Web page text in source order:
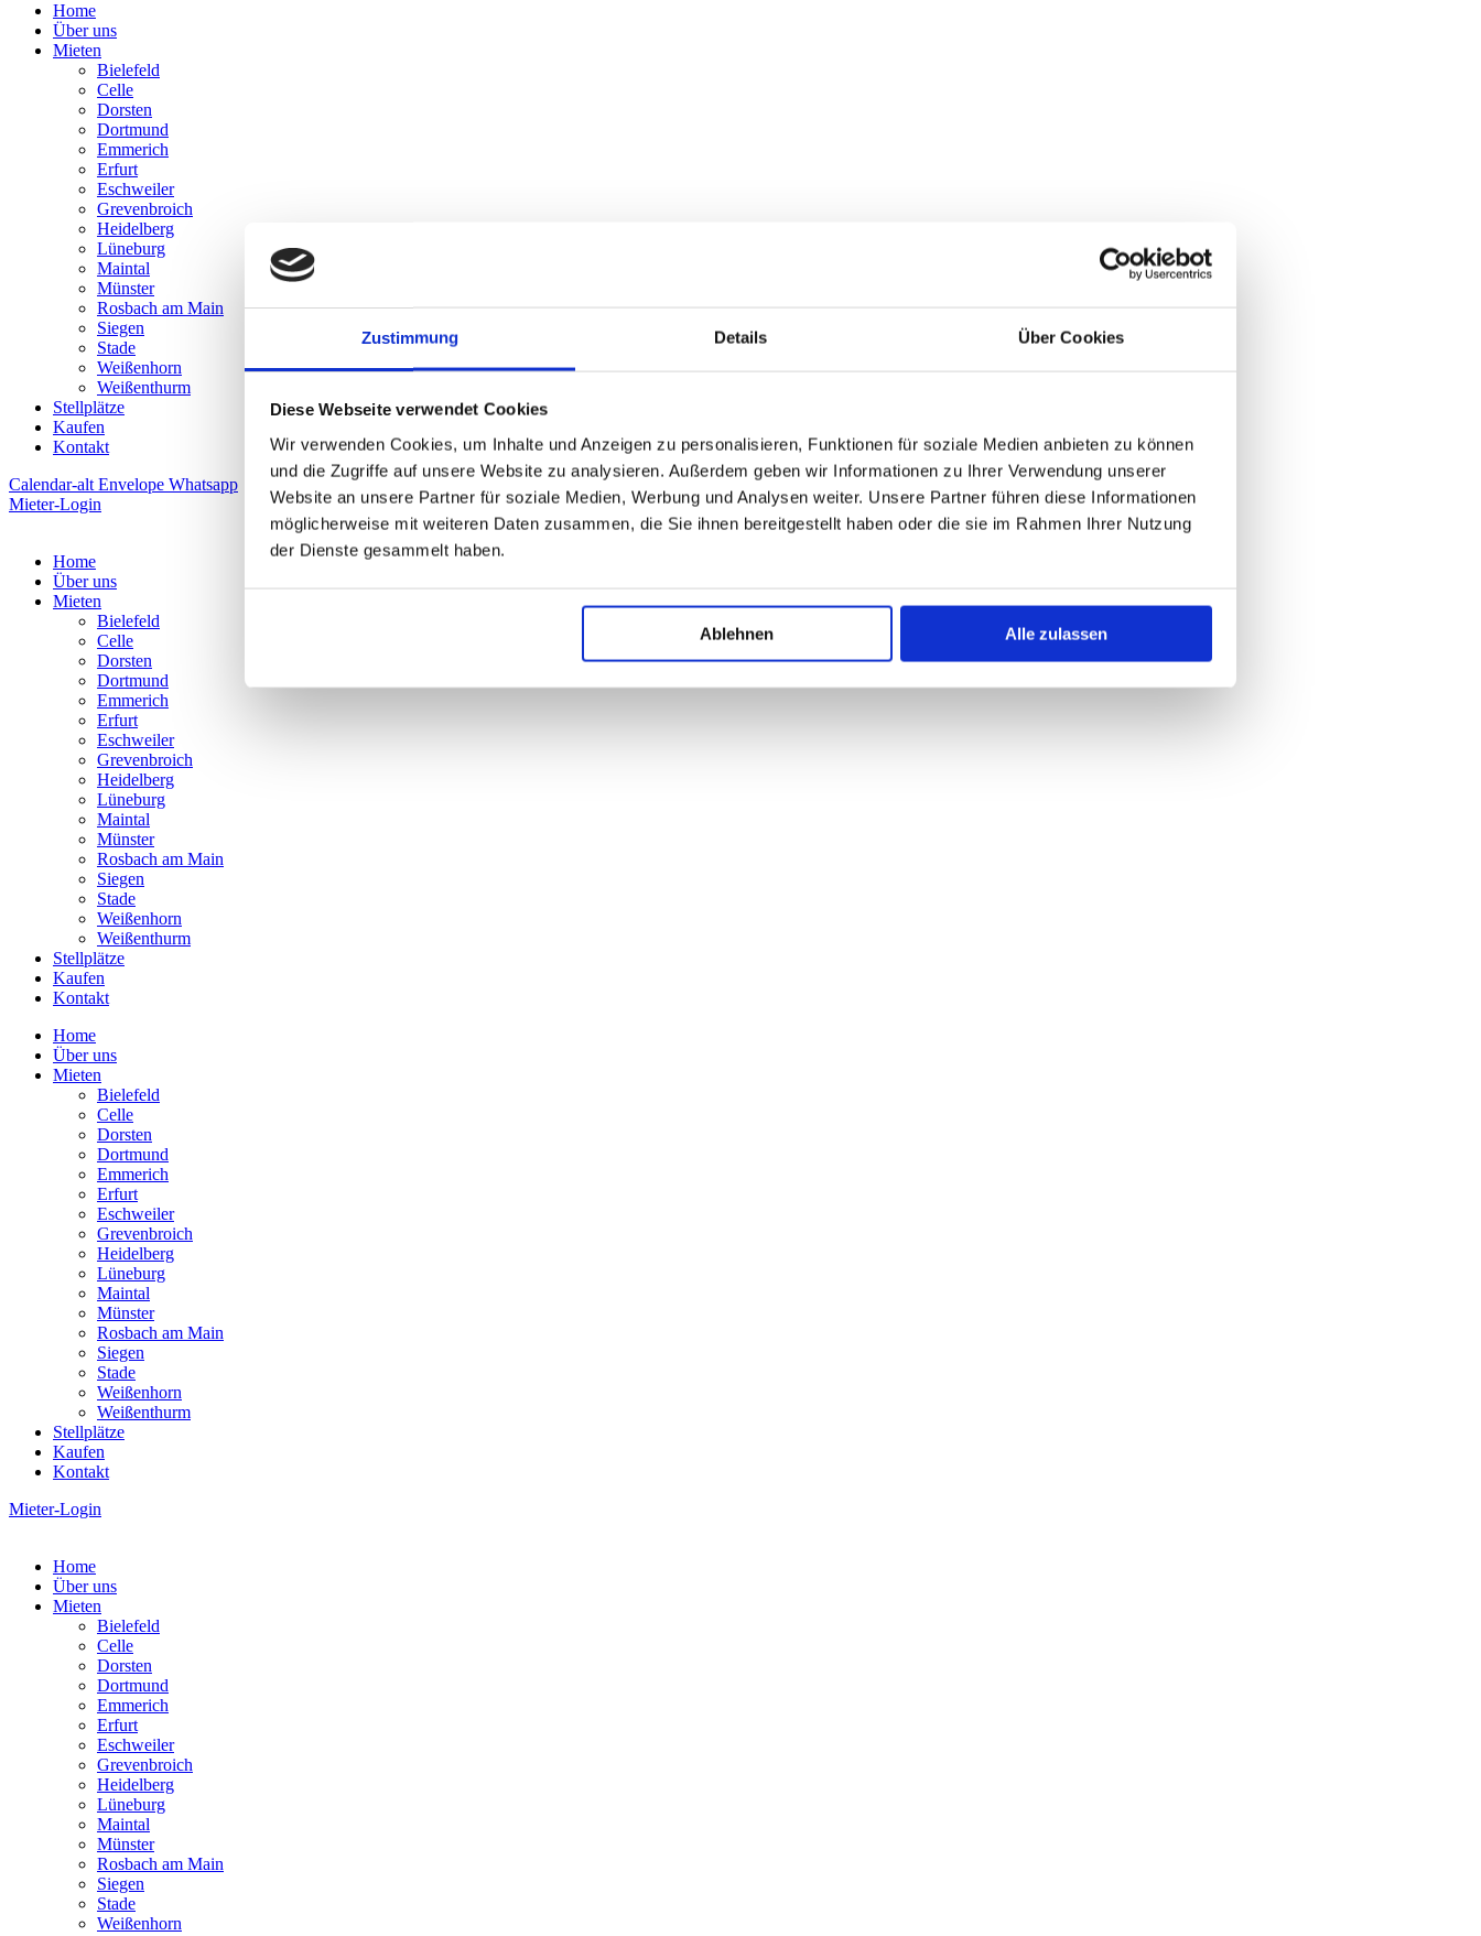
Zustimmung Details Über Cookies
Diese Webseite verwendet Cookies
Wir verwenden Cookies, um Inhalte und Anzeigen zu personalisieren, Funktionen für soziale Medien anbieten zu können
und die Zugriffe auf unsere Website zu analysieren. Außerdem geben wir Informationen zu Ihrer Verwendung unserer
Website an unsere Partner für soziale Medien, Werbung und Analysen weiter. Unsere Partner führen diese Informationen
möglicherweise mit weiteren Daten zusammen, die Sie ihnen bereitgestellt haben oder die sie im Rahmen Ihrer Nutzung
der Dienste gesammelt haben.
Ablehnen Alle zulassen
Home
Über uns
Mieten
Bielefeld
Celle
Dorsten
Dortmund
Emmerich
Erfurt
Eschweiler
Grevenbroich
Heidelberg
Lüneburg
Maintal
Münster
Rosbach am Main
Siegen
Stade
Weißenhorn
Weißenthurm
Stellplätze
Kaufen
Kontakt
Calendar-alt Envelope Whatsapp
Mieter-Login
Home
Über uns
Mieten
Bielefeld
Celle
Dorsten
Dortmund
Emmerich
Erfurt
Eschweiler
Grevenbroich
Heidelberg
Lüneburg
Maintal
Münster
Rosbach am Main
Siegen
Stade
Weißenhorn
Weißenthurm
Stellplätze
Kaufen
Kontakt
Home
Über uns
Mieten
Bielefeld
Celle
Dorsten
Dortmund
Emmerich
Erfurt
Eschweiler
Grevenbroich
Heidelberg
Lüneburg
Maintal
Münster
Rosbach am Main
Siegen
Stade
Weißenhorn
Weißenthurm
Stellplätze
Kaufen
Kontakt
Mieter-Login
Home
Über uns
Mieten
Bielefeld
Celle
Dorsten
Dortmund
Emmerich
Erfurt
Eschweiler
Grevenbroich
Heidelberg
Lüneburg
Maintal
Münster
Rosbach am Main
Siegen
Stade
Weißenhorn